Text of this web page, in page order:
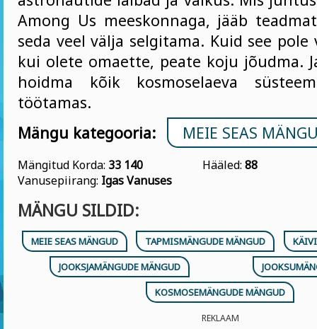
Among Us meeskonnaga, jääb
seda veel välja selgitama. Kuid see pole
kui olete omaette, peate koju jõudma.
hoidma kõik kosmoselaeva
töötamas.
Mängu kategooria:
MEIE SEAS
Mängitud Korda: 33 140 Hääled: 88
Vanusepiirang: Igas Vanuses
MÄNGU SILDID:
MEIE SEAS MÄNGUD TAPMISMÄNGUDE MÄNGUD
JOOKSJAMÄNGUDE MÄNGUD
KOSMOSEMÄNGUDE MÄNGUD
REKLAAM